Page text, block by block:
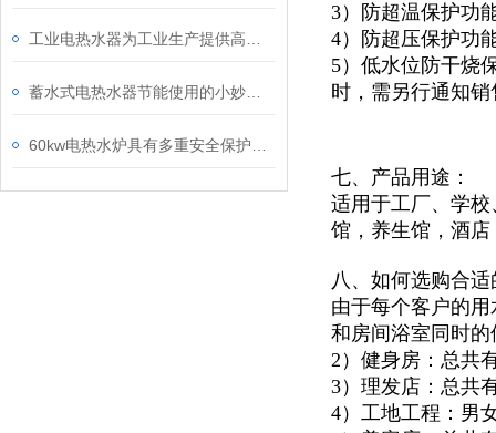
3）防超温保护功
4）防超压保护功
5）低水位防干烧
时，需另行通知
七、产品用途：
适用于工厂、学
馆， 养生馆，酒
八、如何选购合
由于每个客户的
和房间浴室同时的
2）健身房：总共
3）理发店：总共
4）工地工程：男